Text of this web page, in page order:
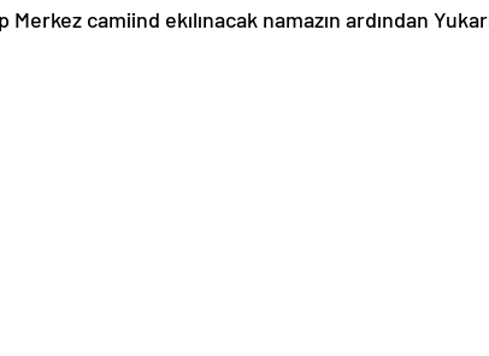
camiind ekılınacak namazın ardından